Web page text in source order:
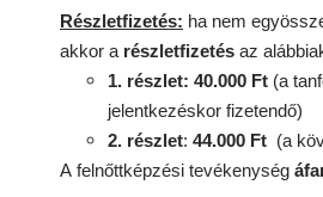
Részletfizetés: ha nem
akkor a részletfizetés az
1. részlet: 40.000 Ft (a
jelentkezéskor fizetendő)
2. részlet: 44.000 Ft (a
A felnőttképzési tevékenység